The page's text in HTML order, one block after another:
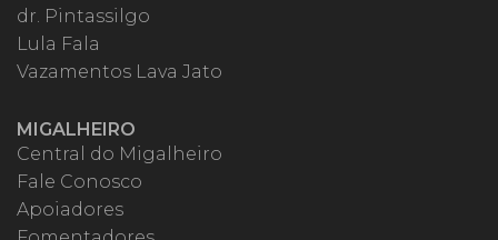
dr. Pintassilgo
Lula Fala
Vazamentos Lava Jato
MIGALHEIRO
Central do Migalheiro
Fale Conosco
Apoiadores